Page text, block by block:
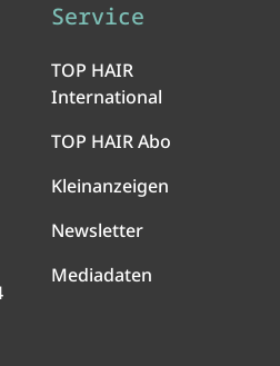
Service
TOP HAIR
International
TOP HAIR Abo
Kleinanzeigen
Newsletter
Mediadaten